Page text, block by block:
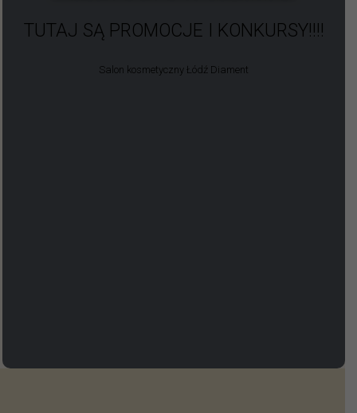
TUTAJ SĄ PROMOCJE I KONKURSY!!!!
Salon kosmetyczny Łódź Diament